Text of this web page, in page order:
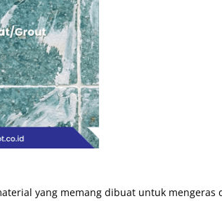
yang memang dibuat untuk mengeras